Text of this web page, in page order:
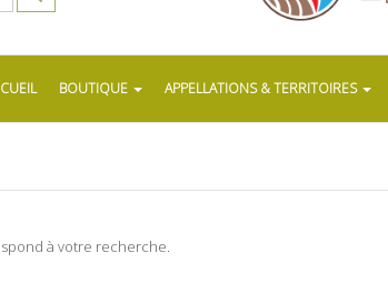
BOUTIQUE APPELLATIONS & TERRITOIRES
à votre recherche.